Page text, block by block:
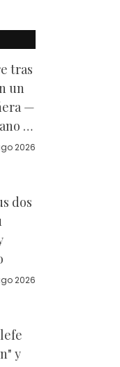
tras
un
—
a
2026
dos
2026
y